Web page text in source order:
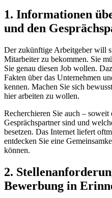
1. Informationen
und den
Der zukünftige Arbeitgeber will
Mitarbeiter zu bekommen. Sie
Sie genau diesen Job wollen.
Fakten über das Unternehmen
kennen. Machen Sie sich
hier arbeiten zu wollen.
Recherchieren Sie auch –
Gesprächspartner sind und
besetzen. Das Internet liefert
entdecken Sie eine
können.
2.
Bewerbung in